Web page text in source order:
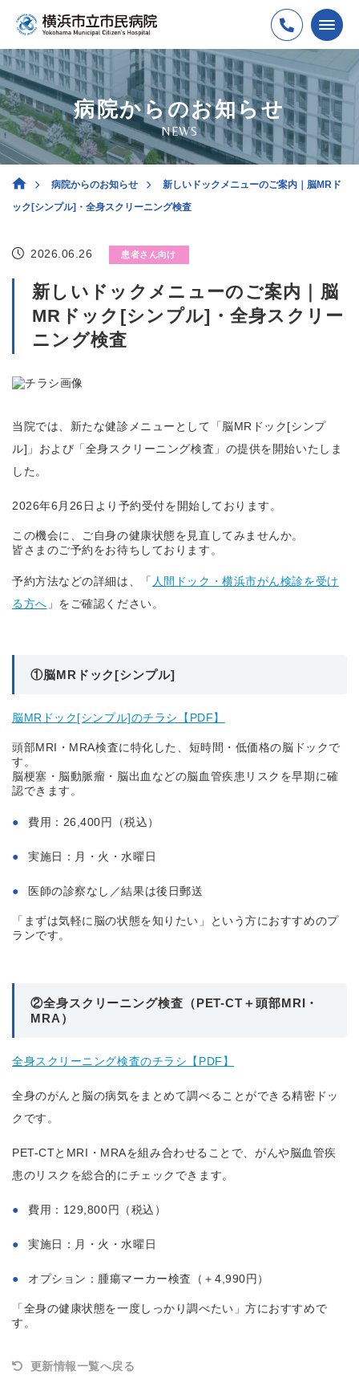
病院からのお知らせ
NEWS
病院からのお知らせ
新しいドックメニューのご案内｜脳MRド
ック[シンプル]・全身スクリーニング検査
2026.06.26 患者さん向け
新しいドックメニューのご案内｜脳
MRドック[シンプル]・全身スクリー
ニング検査
当院では、新たな健診メニューとして「脳MRドック[シンプ
ル]」および「全身スクリーニング検査」の提供を開始いたしま
した。
2026年6月26日より予約受付を開始しております。
この機会に、ご自身の健康状態を見直してみませんか。
皆さまのご予約をお待ちしております。
予約方法などの詳細は、「 人間ドック・横浜市がん検診を受け
る方へ 」をご確認ください。
①脳MRドック[シンプル]
脳MRドック[シンプル]のチラシ【PDF】
頭部MRI・MRA検査に特化した、短時間・低価格の脳ドックで
す。
脳梗塞・脳動脈瘤・脳出血などの脳血管疾患リスクを早期に確
認できます。
費用：26,400円（税込）
実施日：月・火・水曜日
医師の診察なし／結果は後日郵送
「まずは気軽に脳の状態を知りたい」という方におすすめのプ
ランです。
②全身スクリーニング検査（PET-CT＋頭部MRI・
MRA）
全身スクリーニング検査のチラシ【PDF】
全身のがんと脳の病気をまとめて調べることができる精密ドッ
クです。
PET-CTとMRI・MRAを組み合わせることで、がんや脳血管疾
患のリスクを総合的にチェックできます。
費用：129,800円（税込）
実施日：月・火・水曜日
オプション：腫瘍マーカー検査（＋4,990円）
「全身の健康状態を一度しっかり調べたい」方におすすめで
す。
更新情報一覧へ戻る